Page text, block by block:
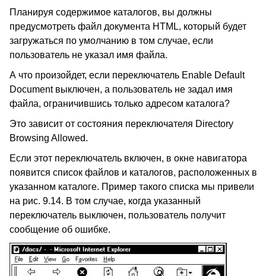
Планируя содержимое каталогов, вы должны
предусмотреть файл документа HTML, который будет
загружаться по умолчанию в том случае, если
пользователь не указал имя файла.
А что произойдет, если переключатель Enable Default
Document выключен, а пользователь не задал имя
файла, ограничившись только адресом каталога?
Это зависит от состояния переключателя Directory
Browsing Allowed.
Если этот переключатель включен, в окне навигатора
появится список файлов и каталогов, расположенных в
указанном каталоге. Пример такого списка мы привели
на рис. 9.14. В том случае, когда указанный
переключатель выключен, пользователь получит
сообщение об ошибке.